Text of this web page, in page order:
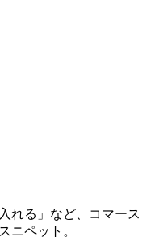
れる」など、コマース
ニペット。